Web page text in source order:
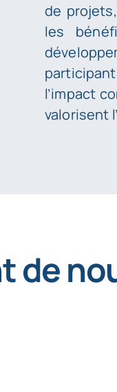
de
les
l’impact
valorisent
de